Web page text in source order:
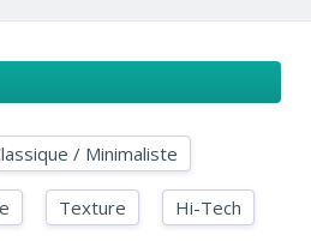
/ Minimaliste
Texture Hi-Tech